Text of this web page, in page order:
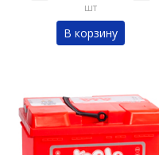
шт
В корзину